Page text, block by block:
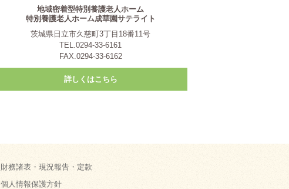
地域密着型特別養護老人ホーム
特別養護老人ホーム成華園サテライト
茨城県日立市久慈町3丁目18番11号
TEL.0294-33-6161
FAX.0294-33-6162
詳しくはこちら
財務諸表・現況報告・定款
個人情報保護方針